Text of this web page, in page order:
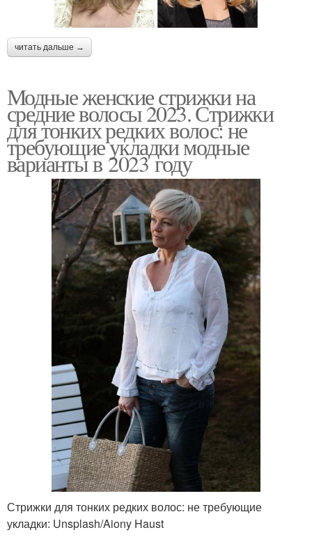
читать дальше →
Модные женские стрижки на
средние волосы 2023. Стрижки
для тонких редких волос: не
требующие укладки модные
варианты в 2023 году
Стрижки для тонких редких волос: не требующие
укладки: Unsplash/Aiony Haust